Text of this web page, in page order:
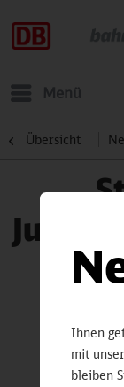
Menü
Übersicht
Ihnen
mit
bleiben